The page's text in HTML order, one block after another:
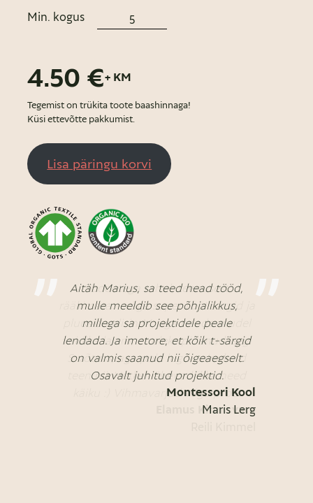
Min. kogus
4.50 €+ KM
Tegemist on trükita toote baashinnaga!
Küsi ettevõtte pakkumist.
Lisa päringu korvi
Aitäh Marius, sa teed head tööd,
mulle meeldib see põhjalikkus,
millega sa projektidele peale
lendada. Ja imetore, et kõik t-särgid
on valmis saanud nii õigeaegselt.
Osavalt juhitud projektid.
Montessori Kool
Maris Lerg